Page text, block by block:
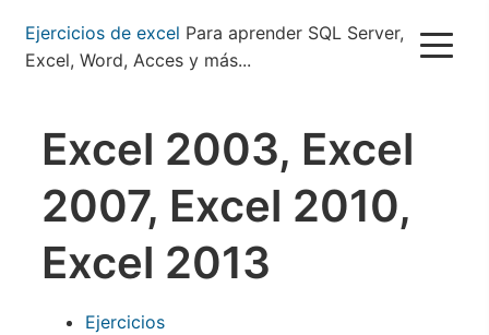
Pasar
contenido
Ejercicios de excel Para aprender SQL Server,
Excel, Word, Acces y más...
Excel 2003, Excel
2007, Excel 2010,
Excel 2013
Ejercicios